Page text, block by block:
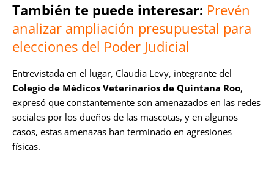
También te puede interesar: Prevén
analizar ampliación presupuestal para
elecciones del Poder Judicial
Entrevistada en el lugar, Claudia Levy, integrante del
Colegio de Médicos Veterinarios de Quintana Roo,
expresó que constantemente son amenazados en las redes
sociales por los dueños de las mascotas, y en algunos
casos, estas amenazas han terminado en agresiones
físicas.